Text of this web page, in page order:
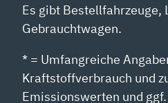
Es gibt Bestellfahrzeuge,
Gebrauchtwagen.
* = Umfangreiche
Kraftstoffverbrauch und
Emissionswerten und